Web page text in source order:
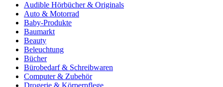
Audible Hörbücher & Originals
Auto & Motorrad
Baby-Produkte
Baumarkt
Beauty
Beleuchtung
Bücher
Bürobedarf & Schreibwaren
Computer & Zubehör
Drogerie & Körperpflege